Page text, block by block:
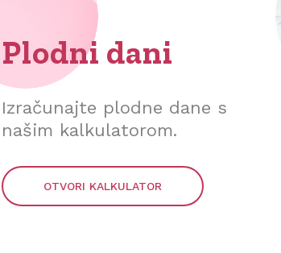
Plodni dani
Izračunajte plodne dane s
našim kalkulatorom.
OTVORI KALKULATOR